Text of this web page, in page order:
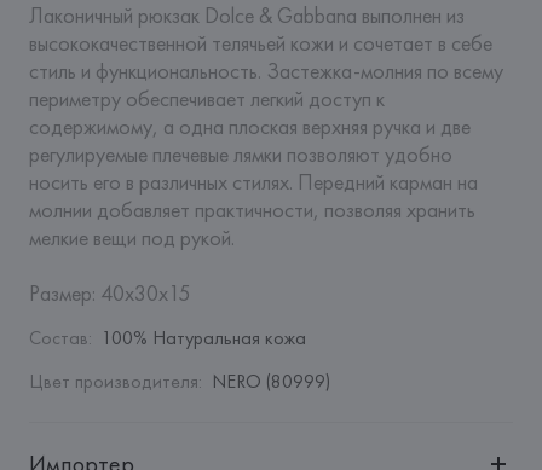
Лаконичный рюкзак Dolce & Gabbana выполнен из
высококачественной телячьей кожи и сочетает в себе
стиль и функциональность. Застежка-молния по всему
периметру обеспечивает легкий доступ к
содержимому, а одна плоская верхняя ручка и две
регулируемые плечевые лямки позволяют удобно
носить его в различных стилях. Передний карман на
молнии добавляет практичности, позволяя хранить
мелкие вещи под рукой.
Размер: 40х30х15
Состав: 100% Натуральная кожа
Цвет производителя: NERO (80999)